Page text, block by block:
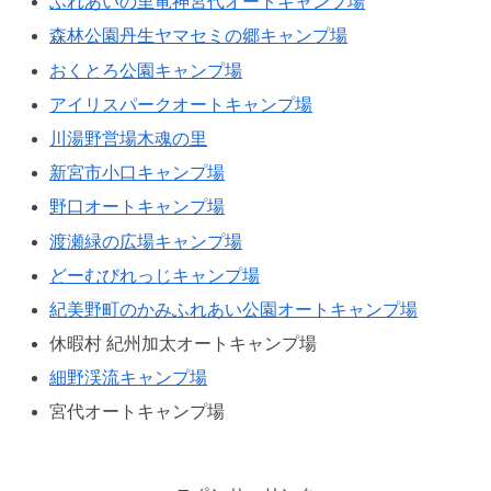
森林公園丹生ヤマセミの郷キャンプ場
おくとろ公園キャンプ場
アイリスパークオートキャンプ場
川湯野営場木魂の里
新宮市小口キャンプ場
野口オートキャンプ場
渡瀬緑の広場キャンプ場
どーむびれっじキャンプ場
紀美野町のかみふれあい公園オートキャンプ場
休暇村 紀州加太オートキャンプ場
細野渓流キャンプ場
宮代オートキャンプ場